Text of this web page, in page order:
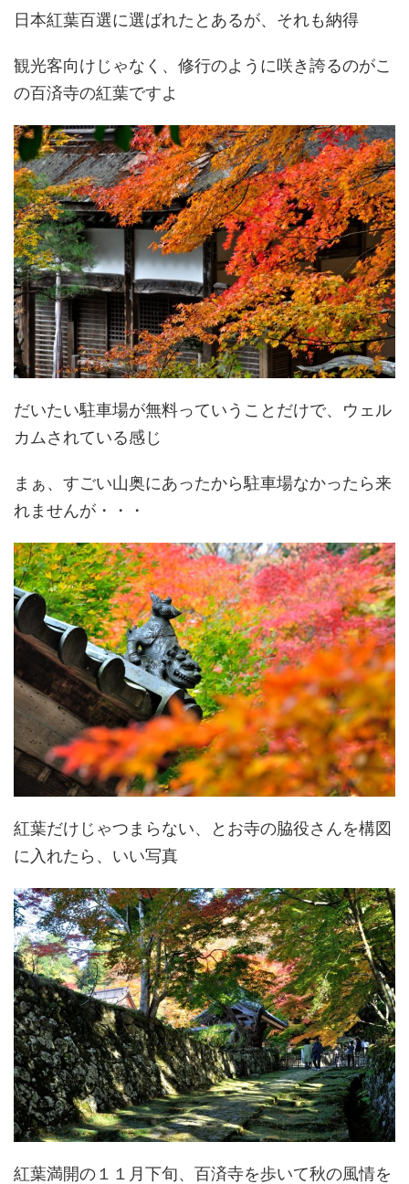
日本紅葉百選に選ばれたとあるが、それも納得
観光客向けじゃなく、修行のように咲き誇るのがこ
の百済寺の紅葉ですよ
だいたい駐車場が無料っていうことだけで、ウェル
カムされている感じ
まぁ、すごい山奥にあったから駐車場なかったら来
れませんが・・・
紅葉だけじゃつまらない、とお寺の脇役さんを構図
に入れたら、いい写真
紅葉満開の１１月下旬、百済寺を歩いて秋の風情を